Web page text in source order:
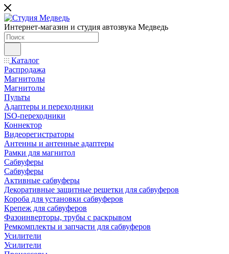
Интернет-магазин и студия автозвука Медведь
Каталог
Распродажа
Магнитолы
Магнитолы
Пульты
Адаптеры и переходники
ISO-переходники
Коннектор
Видеорегистраторы
Антенны и антенные адаптеры
Рамки для магнитол
Сабвуферы
Сабвуферы
Активные сабвуферы
Декоративные защитные решетки для сабвуферов
Короба для установки сабвуферов
Крепеж для сабвуферов
Фазоинверторы, трубы с раскрывом
Ремкомплекты и запчасти для сабвуферов
Усилители
Усилители